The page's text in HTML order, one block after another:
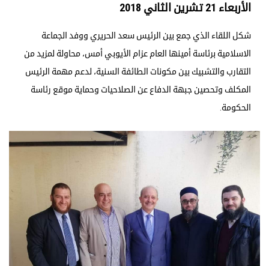
الأربعاء 21 تشرين الثاني 2018
شكل اللقاء الذي جمع بين الرئيس سعد الحريري ووفد الجماعة
الاسلامية برئاسة أمينها العام عزام الأيوبي أمس، محاولة لمزيد من
التقارب والتشبيك بين مكونات الطائفة السنية، لدعم مهمة الرئيس
المكلف وتحصين جبهة الدفاع عن الصلاحيات وحماية موقع رئاسة
الحكومة.